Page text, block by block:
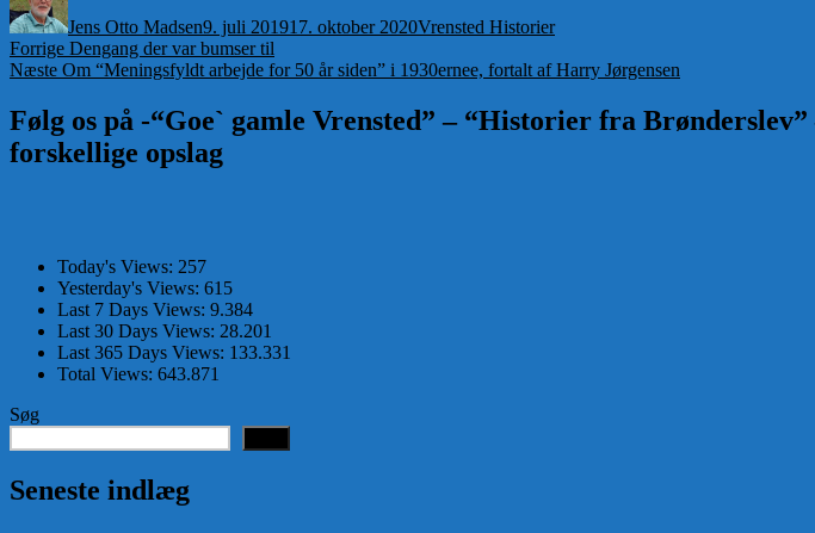
Jens Otto Madsen9. juli 201917. oktober 2020Vrensted Historier
Indlægsnavigation
Forrige Forrige
indlæg:
Dengang der var bumser til
Næste Næste
Om “Meningsfyldt arbejde for 50 år siden” i 1930ernee, fortalt af Harry Jørgensen
Følg os på -“Goe` gamle Vrensted” – “Historier fra
forskellige opslag
Today's Views: 257
Yesterday's Views: 615
Last 7 Days Views: 9.384
Last 30 Days Views: 28.201
Last 365 Days Views: 133.331
Total Views: 643.871
Søg
Seneste indlæg